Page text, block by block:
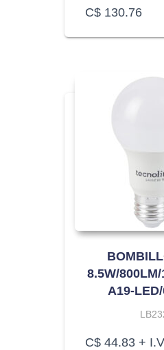
C$ 130.76
8.5W/
A19-
C$ 44.83 +